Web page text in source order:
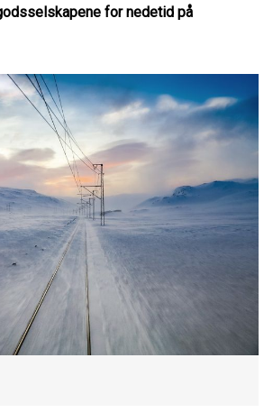
for nedetid på